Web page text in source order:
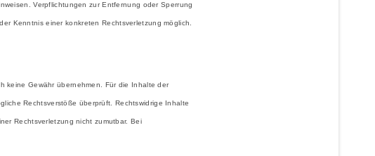
Verpflichtungen zur Entfernung oder Sperrung
Kenntnis einer konkreten Rechtsverletzung möglich.
keine Gewähr übernehmen. Für die Inhalte der
Rechtsverstöße überprüft. Rechtswidrige Inhalte
Rechtsverletzung nicht zumutbar. Bei